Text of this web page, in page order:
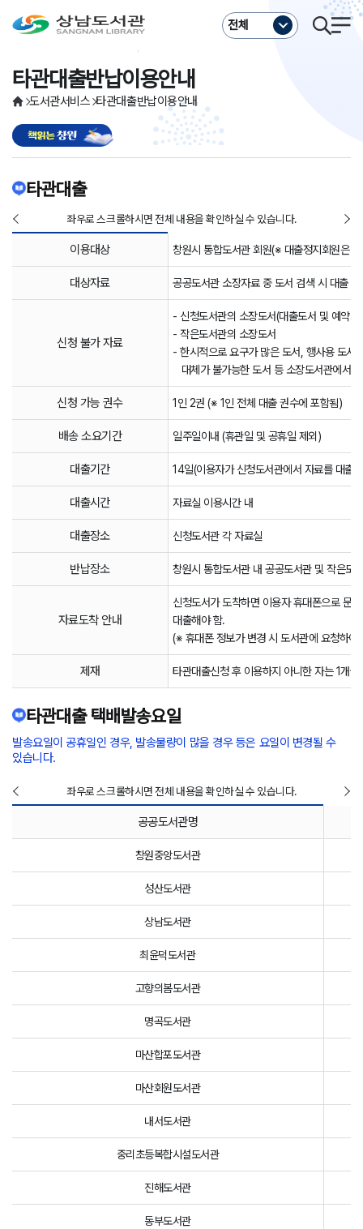
전체
도서관서비스 타관대출반납이용안내
타관대출반납이용안내
타관대출
좌우로 스크롤하시면 전체 내용을 확인하실 수 있습니다.
이용대상 창원시 통합도서관 회원(※ 대출정지회원은
대상자료 공공도서관 소장자료 중 도서 검색 시 대출 가
신청 불가 자료
- 신청도서관의 소장도서(대출도서 및 예약도
- 작은도서관의 소장도서
- 한시적으로 요구가 많은 도서, 행사용 도서
대체가 불가능한 도서 등 소장도서관에서
신청 가능 권수 1인 2권 (※ 1인 전체 대출 권수에 포함됨)
배송 소요기간 일주일이내 (휴관일 및 공휴일 제외)
대출기간 14일(이용자가 신청도서관에서 자료를 대출
대출시간 자료실 이용시간 내
대출장소 신청도서관 각 자료실
반납장소 창원시 통합도서관 내 공공도서관 및 작은도
자료도착 안내
신청도서가 도착하면 이용자 휴대폰으로 문
대출해야 함.
(※ 휴대폰 정보가 변경 시 도서관에 요청하여
제재 타관대출신청 후 이용하지 아니한 자는 1개
타관대출 택배발송요일
발송요일이 공휴일인 경우, 발송물량이 많을 경우 등은 요일이 변경될 수
있습니다.
좌우로 스크롤하시면 전체 내용을 확인하실 수 있습니다.
공공도서관명
창원중앙도서관
성산도서관
상남도서관
최윤덕도서관
고향의봄도서관
명곡도서관
마산합포도서관
마산회원도서관
내서도서관
중리초등복합시설도서관
진해도서관
동부도서관